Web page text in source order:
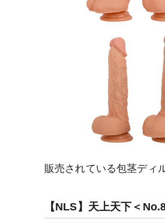
販売されている包茎ディ
【NLS】天上天下＜